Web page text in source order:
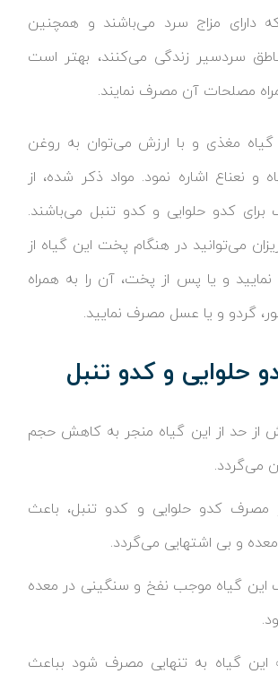
که دارای مزاج سرد می‌باشند و همچنین
سردسیر زندگی می‌کنند، بهتر است
مصلحات آن مصرف نمایند.
مغذی و با ارزش می‌توان به روغن
و نعناع اشاره نمود. مواد ذکر شده، از
کدو حلوایی و کدو تنبل می‌باشند.
می‌توانید در هنگام پخت این گیاه از
نمایید و یا پس از پخت، آن را به همراه
گردو و یا عسل مصرف نمایید.
حلوایی و کدو تنبل
از حد از این گیاه منجر به کاهش حجم
می‌گردد.
مصرف کدو حلوایی و کدو تنبل، باعث
و بی‌ اشتهایی می‌گردد.
این گیاه موجب نفخ و سنگینی در معده
گیاه به تنهایی مصرف شود بباعث